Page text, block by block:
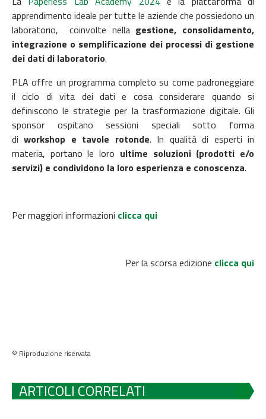
apprendimento ideale per tutte le aziende che possiedono un
laboratorio, coinvolte nella gestione, consolidamento,
integrazione o semplificazione dei processi di gestione
dei dati di laboratorio.
PLA offre un programma completo su come padroneggiare
il ciclo di vita dei dati e cosa considerare quando si
definiscono le strategie per la trasformazione digitale. Gli
sponsor ospitano sessioni speciali sotto forma
diworkshop e tavole rotonde. In qualità di esperti in
materia, portano le loro ultime soluzioni (prodotti e/o
servizi) e condividono la loro esperienza e conoscenza.
Per maggiori informazioni clicca qui
Per la scorsa edizione clicca qui
© Riproduzione riservata
ARTICOLI CORRELATI